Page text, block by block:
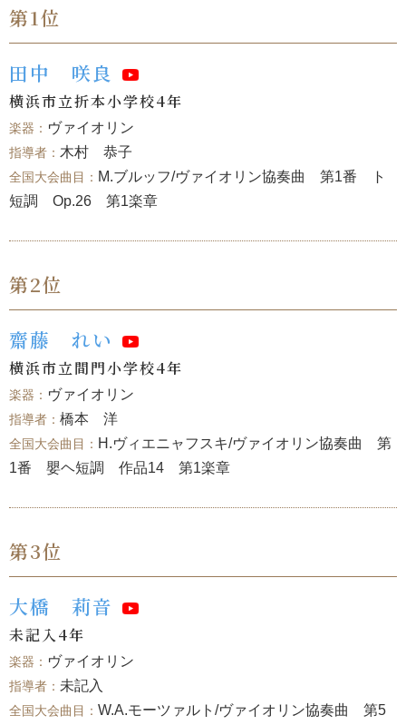
第1位
田中 咲良
横浜市立折本小学校4年
ヴァイオリン
木村 恭子
M.ブルッフ/ヴァイオリン協奏曲 第1番 ト
短調 Op.26 第1楽章
第2位
齋藤 れい
横浜市立間門小学校4年
ヴァイオリン
橋本 洋
H.ヴィエニャフスキ/ヴァイオリン協奏曲 第
1番 嬰ヘ短調 作品14 第1楽章
第3位
大橋 莉音
未記入4年
ヴァイオリン
未記入
W.A.モーツァルト/ヴァイオリン協奏曲 第5